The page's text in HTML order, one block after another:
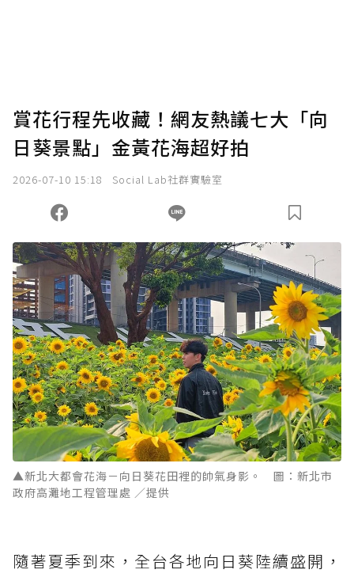
賞花行程先收藏！網友熱議七大「向
日葵景點」金黃花海超好拍
2026-07-10 15:18 Social Lab社群實驗室
▲新北大都會花海－向日葵花田裡的帥氣身影。 圖：新北市
政府高灘地工程管理處 ／提供
隨著夏季到來，全台各地向日葵陸續盛開，